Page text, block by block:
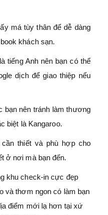
má tùy thân để dễ dàng
khách sạn.
tiếng Anh nên bạn có thể
dịch để giao thiệp nếu
bạn nên tránh làm thương
biệt là Kangaroo.
thiết và phù hợp cho
ở nơi mà bạn đến.
khu check-in cực đẹp
và thơm ngon có làm bạn
điểm mới lạ hơn tại xứ